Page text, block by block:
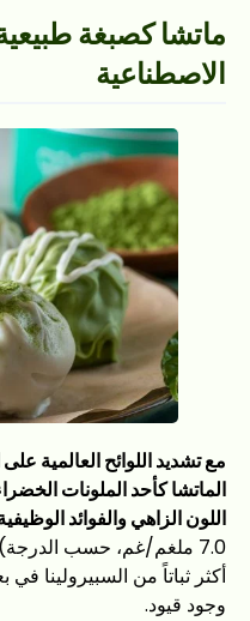
ماتشا كصبغة
الاصطناعية
مع تشديد اللوائح العالمية على
الماتشا كأحد الملونات
اللون الزاهي والفوائد
7.0 ملغم/غم، حسب
أكثر ثباتاً من السبيرولينا
وجود قيود.